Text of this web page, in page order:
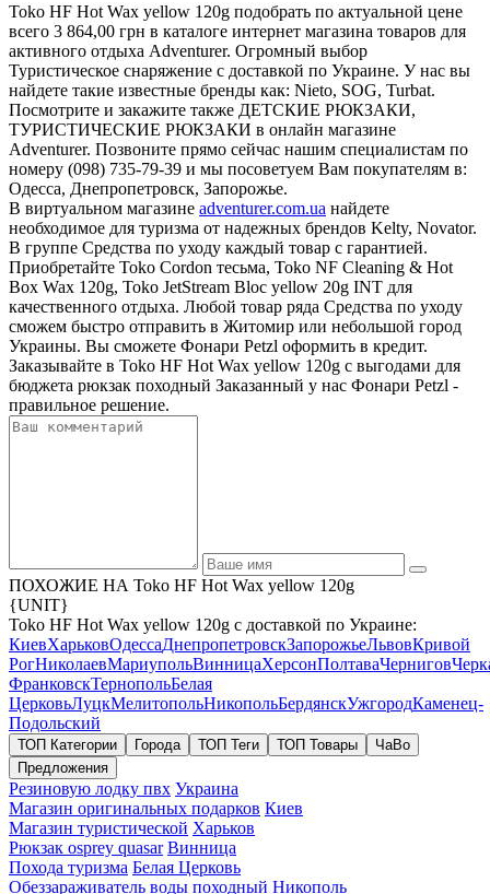
Toko HF Hot Wax yellow 120g подобрать по актуальной цене
всего 3 864,00 грн в каталоге интернет магазина товаров для
активного отдыха Adventurer. Огромный выбор
Туристическое снаряжение с доставкой по Украине. У нас вы
найдете такие известные бренды как: Nieto, SOG, Turbat.
Посмотрите и закажите также ДЕТСКИЕ РЮКЗАКИ,
ТУРИСТИЧЕСКИЕ РЮКЗАКИ в онлайн магазине
Adventurer. Позвоните прямо сейчас нашим специалистам по
номеру (098) 735-79-39 и мы посоветуем Вам покупателям в:
Одесса, Днепропетровск, Запорожье.
В виртуальном магазине adventurer.com.ua найдете
необходимое для туризма от надежных брендов Kelty, Novator.
В группе Средства по уходу каждый товар с гарантией.
Приобретайте Toko Cordon тесьма, Toko NF Cleaning & Hot
Box Wax 120g, Toko JetStream Bloc yellow 20g INT для
качественного отдыха. Любой товар ряда Средства по уходу
сможем быстро отправить в Житомир или небольшой город
Украины. Вы сможете Фонари Petzl оформить в кредит.
Заказывайте в Toko HF Hot Wax yellow 120g с выгодами для
бюджета рюкзак походный Заказанный у нас Фонари Petzl -
правильное решение.
ПОХОЖИЕ НА Toko HF Hot Wax yellow 120g
{UNIT}
Toko HF Hot Wax yellow 120g с доставкой по Украине:
КиевХарьковОдессаДнепропетровскЗапорожьеЛьвовКривой
РогНиколаевМариупольВинницаХерсонПолтаваЧернигов
ФранковскТернопольБелая
ЦерковьЛуцкМелитопольНикопольБердянскУжгородКаменец-
Подольский
ТОП Категории Города ТОП Теги ТОП Товары
ЧаВо
Предложения
Резиновую лодку пвх Украина
Магазин оригинальных подарков Киев
Магазин туристической Харьков
Рюкзак osprey quasar Винница
Похода туризма Белая Церковь
Обеззараживатель воды походный Никополь